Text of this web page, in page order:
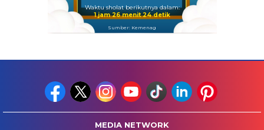
Waktu sholat berikutnya dalam:
1 jam 26 menit 23 detik
Sumber: Kemenag
MEDIA NETWORK